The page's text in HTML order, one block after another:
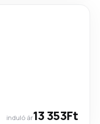
induló ár13 353Ft